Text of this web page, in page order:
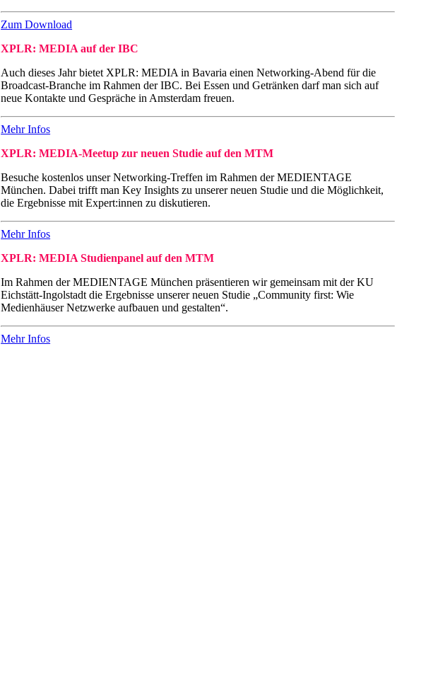
Zum Download
XPLR: MEDIA auf der IBC
Auch dieses Jahr bietet XPLR: MEDIA in Bavaria einen Networking-Abend für die
Broadcast-Branche im Rahmen der IBC. Bei Essen und Getränken darf man sich auf
neue Kontakte und Gespräche in Amsterdam freuen.
Mehr Infos
XPLR: MEDIA-Meetup zur neuen Studie auf den MTM
Besuche kostenlos unser Networking-Treffen im Rahmen der MEDIENTAGE
München. Dabei trifft man Key Insights zu unserer neuen Studie und die Möglichkeit,
die Ergebnisse mit Expert:innen zu diskutieren.
Mehr Infos
XPLR: MEDIA Studienpanel auf den MTM
Im Rahmen der MEDIENTAGE München präsentieren wir gemeinsam mit der KU
Eichstätt-Ingolstadt die Ergebnisse unserer neuen Studie „Community first: Wie
Medienhäuser Netzwerke aufbauen und gestalten“.
Mehr Infos